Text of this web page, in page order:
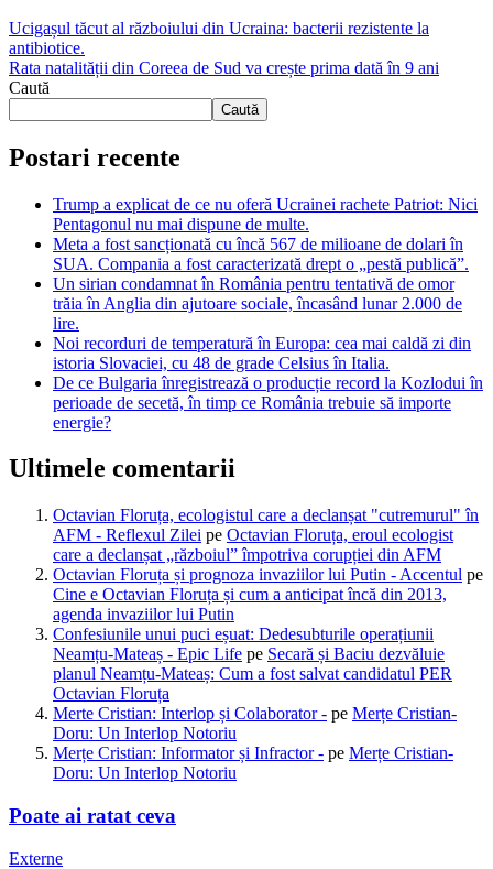
Ucigașul tăcut al războiului din Ucraina: bacterii rezistente la
antibiotice.
Rata natalității din Coreea de Sud va crește prima dată în 9 ani
Caută
Caută
Postari recente
Trump a explicat de ce nu oferă Ucrainei rachete Patriot: Nici
Pentagonul nu mai dispune de multe.
Meta a fost sancționată cu încă 567 de milioane de dolari în
SUA. Compania a fost caracterizată drept o „pestă publică”.
Un sirian condamnat în România pentru tentativă de omor
trăia în Anglia din ajutoare sociale, încasând lunar 2.000 de
lire.
Noi recorduri de temperatură în Europa: cea mai caldă zi din
istoria Slovaciei, cu 48 de grade Celsius în Italia.
De ce Bulgaria înregistrează o producție record la Kozlodui în
perioade de secetă, în timp ce România trebuie să importe
energie?
Ultimele comentarii
Octavian Floruța, ecologistul care a declanșat "cutremurul" în
AFM - Reflexul Zilei pe Octavian Floruța, eroul ecologist
care a declanșat „războiul” împotriva corupției din AFM
Octavian Floruța și prognoza invaziilor lui Putin - Accentul pe
Cine e Octavian Floruța și cum a anticipat încă din 2013,
agenda invaziilor lui Putin
Confesiunile unui puci eșuat: Dedesubturile operațiunii
Neamțu-Mateaș - Epic Life pe Secară și Baciu dezvăluie
planul Neamțu-Mateaș: Cum a fost salvat candidatul PER
Octavian Floruța
Merte Cristian: Interlop și Colaborator - pe Merțe Cristian-
Doru: Un Interlop Notoriu
Merțe Cristian: Informator și Infractor - pe Merțe Cristian-
Doru: Un Interlop Notoriu
Poate ai ratat ceva
Externe